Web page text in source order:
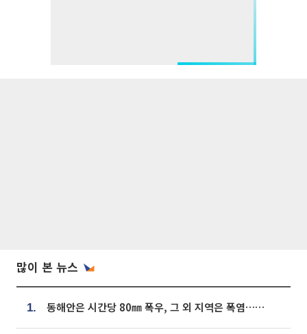
많이 본 뉴스
1. 동해안은 시간당 80㎜ 폭우, 그 외 지역은 폭염…‘극과 극 날씨’